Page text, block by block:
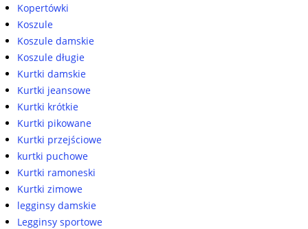
Kopertówki
Koszule
Koszule damskie
Koszule długie
Kurtki damskie
Kurtki jeansowe
Kurtki krótkie
Kurtki pikowane
Kurtki przejściowe
kurtki puchowe
Kurtki ramoneski
Kurtki zimowe
legginsy damskie
Legginsy sportowe